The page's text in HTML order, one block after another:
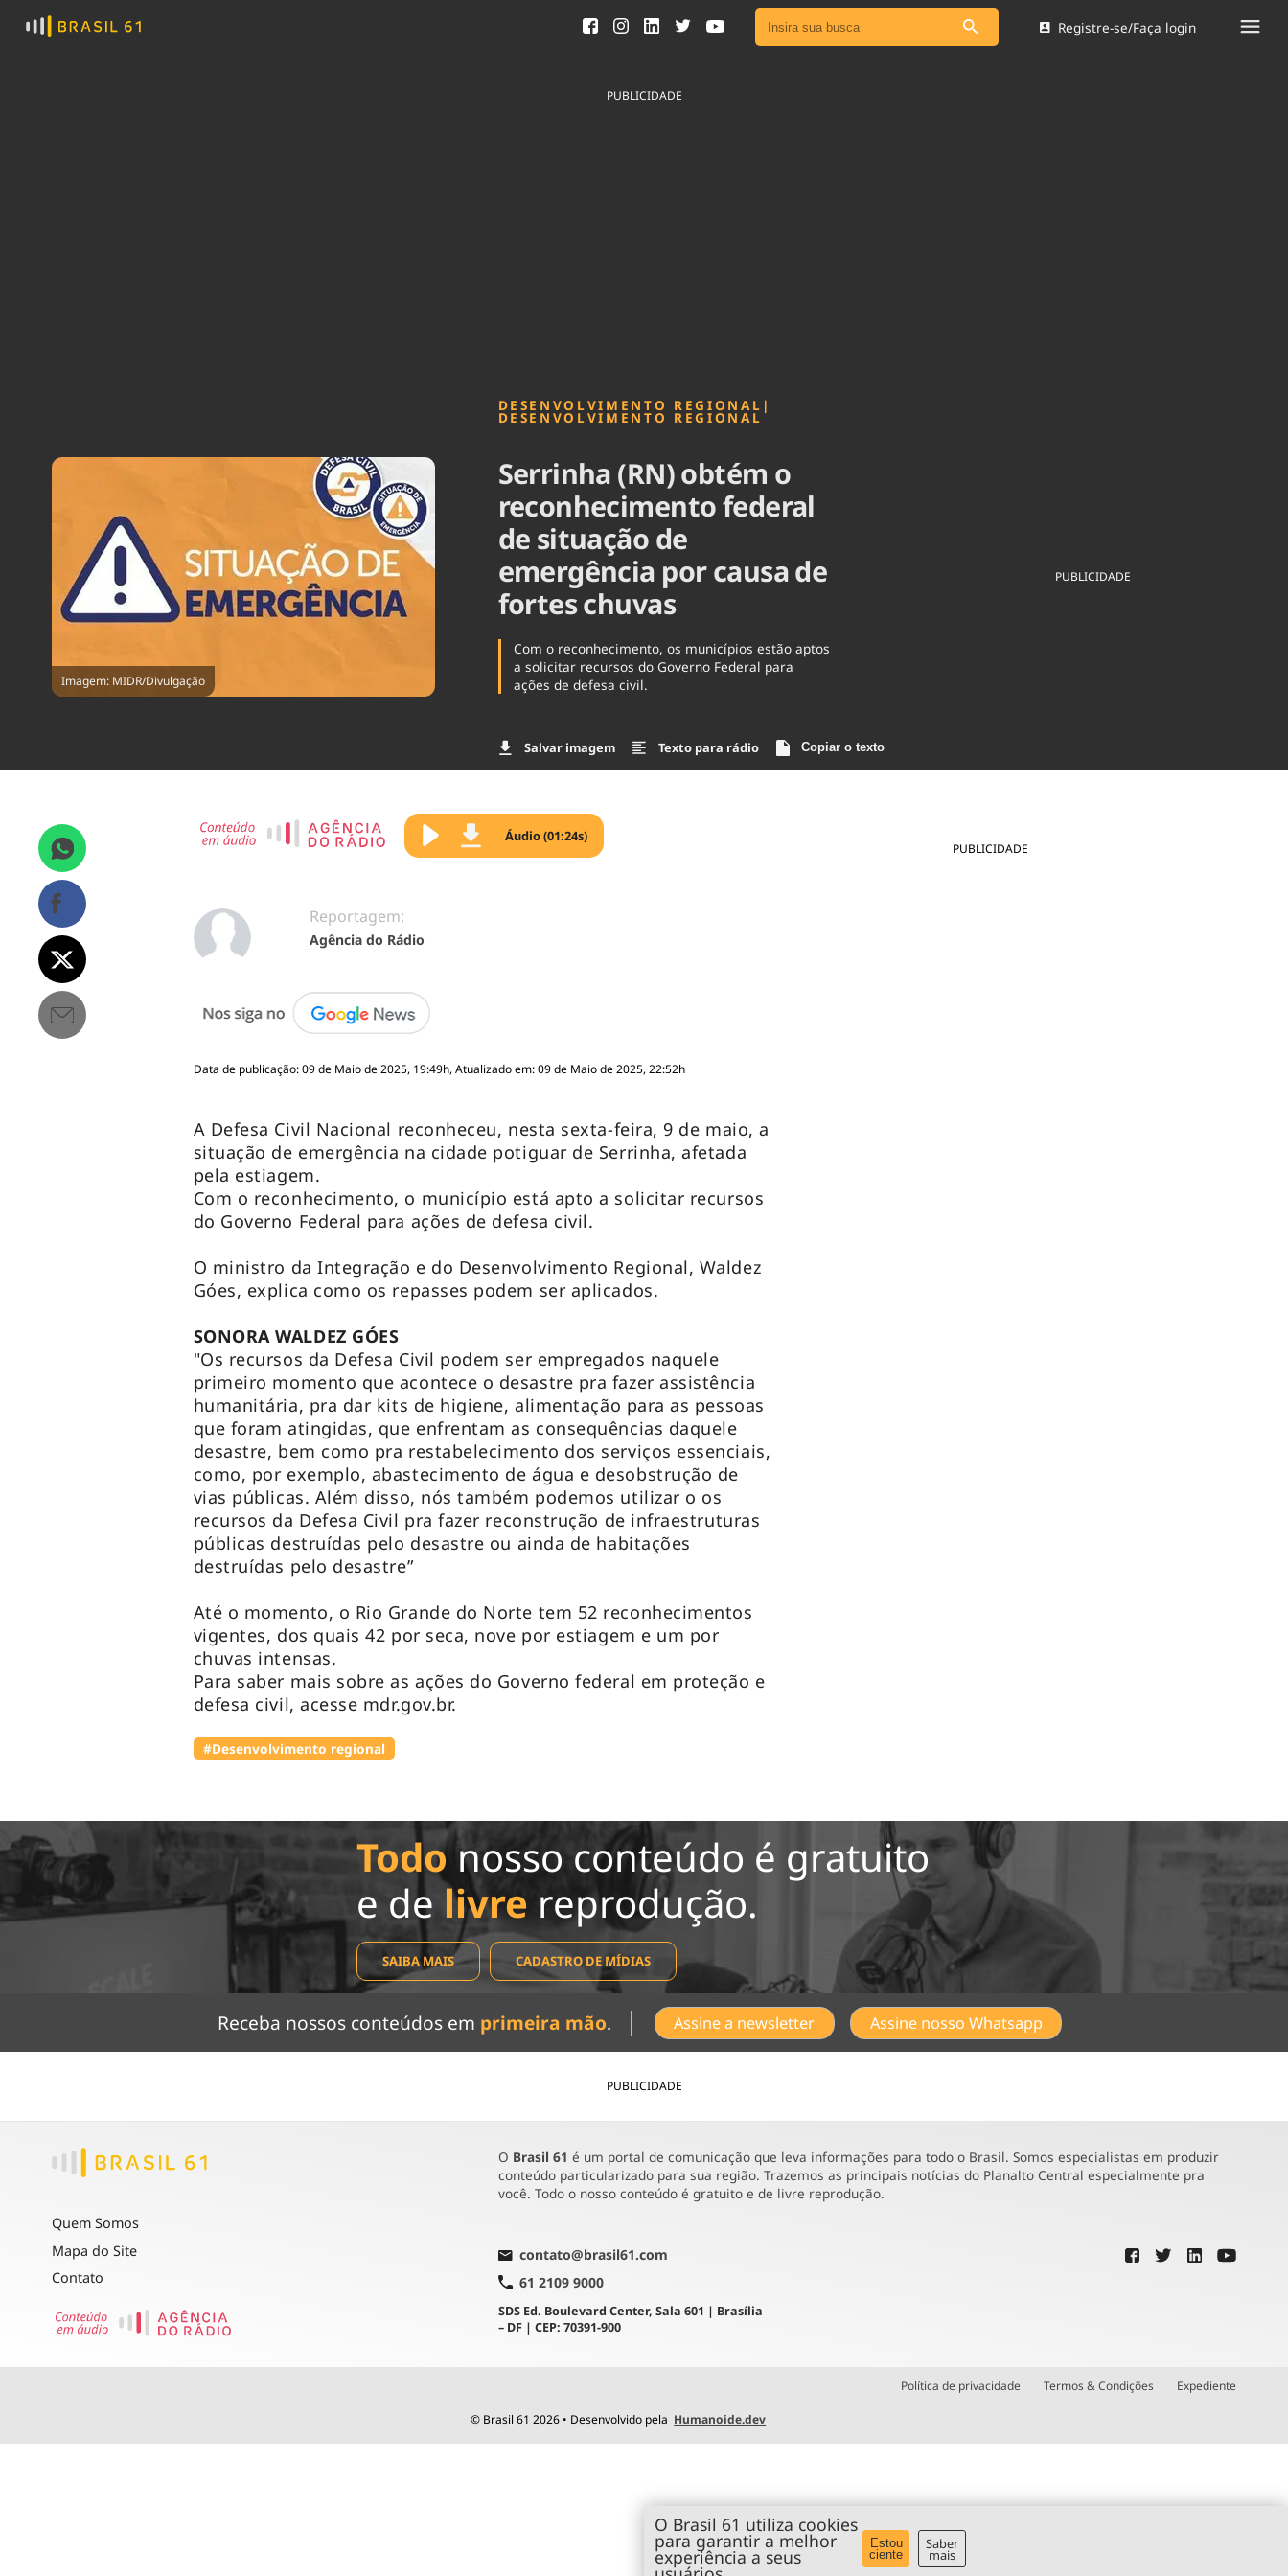
Ver todas as notícias
Ciência & Tecnologia
Registre-se/Faça login
PUBLICIDADE
Imagem: MIDR/Divulgação
DESENVOLVIMENTO REGIONAL |
DESENVOLVIMENTO REGIONAL
Serrinha (RN) obtém o
reconhecimento federal
de situação de
emergência por causa de
fortes chuvas
Com o reconhecimento, os municípios estão aptos
a solicitar recursos do Governo Federal para
ações de defesa civil.
Salvar imagem Texto para rádio Copiar o texto
PUBLICIDADE
PUBLICIDADE
Áudio (01:24s)
Reportagem:
Agência do Rádio
Data de publicação: 09 de Maio de 2025, 19:49h, Atualizado em: 09 de Maio de 2025, 22:52h
A Defesa Civil Nacional reconheceu, nesta sexta-feira, 9 de maio, a
situação de emergência na cidade potiguar de Serrinha, afetada
pela estiagem.
Com o reconhecimento, o município está apto a solicitar recursos
do Governo Federal para ações de defesa civil.
O ministro da Integração e do Desenvolvimento Regional, Waldez
Góes, explica como os repasses podem ser aplicados.
SONORA WALDEZ GÓES
"Os recursos da Defesa Civil podem ser empregados naquele
primeiro momento que acontece o desastre pra fazer assistência
humanitária, pra dar kits de higiene, alimentação para as pessoas
que foram atingidas, que enfrentam as consequências daquele
desastre, bem como pra restabelecimento dos serviços essenciais,
como, por exemplo, abastecimento de água e desobstrução de
vias públicas. Além disso, nós também podemos utilizar o os
recursos da Defesa Civil pra fazer reconstrução de infraestruturas
públicas destruídas pelo desastre ou ainda de habitações
destruídas pelo desastre”
Até o momento, o Rio Grande do Norte tem 52 reconhecimentos
vigentes, dos quais 42 por seca, nove por estiagem e um por
chuvas intensas.
Para saber mais sobre as ações do Governo federal em proteção e
defesa civil, acesse mdr.gov.br.
#Desenvolvimento regional
Todonosso conteúdo é gratuito
e de livre reprodução.
SAIBA MAIS CADASTRO DE MÍDIAS
Receba nossos conteúdos em primeira mão. Assine a newsletter Assine nosso Whatsapp
PUBLICIDADE
Quem Somos
Mapa do Site
Contato
O Brasil 61 é um portal de comunicação que leva informações para todo o Brasil. Somos especialistas em produzir
conteúdo particularizado para sua região. Trazemos as principais notícias do Planalto Central especialmente pra
você. Todo o nosso conteúdo é gratuito e de livre reprodução.
contato@brasil61.com
61 2109 9000
SDS Ed. Boulevard Center, Sala 601 | Brasília
– DF | CEP: 70391-900
Política de privacidade Termos & Condições Expediente
© Brasil 61 2026 • Desenvolvido pela Humanoide.dev
O Brasil 61 utiliza cookies
para garantir a melhor
experiência a seus
Estou
ciente
Saber
mais